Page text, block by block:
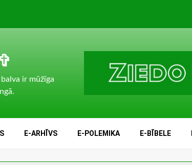
ir mūžīga
E-ARHĪVS E-POLEMIKA E-BĪBELE